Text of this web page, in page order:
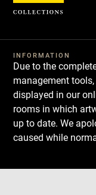
INFORMATION
Due to the
management
displayed in our
rooms in which
up to date. We
caused while
Download
Next
Previous
Cookies management